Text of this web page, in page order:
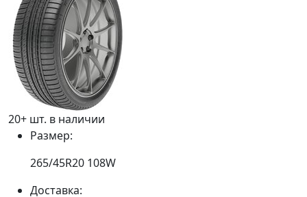
20+ шт. в наличии
Размер:
265/45R20 108W
Доставка: